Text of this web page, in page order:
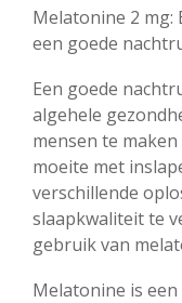
Melatonine 2
een goede
Een goede
algehele
mensen te
moeite met
verschillende
slaapkwaliteit te
gebruik van
Melatonine is